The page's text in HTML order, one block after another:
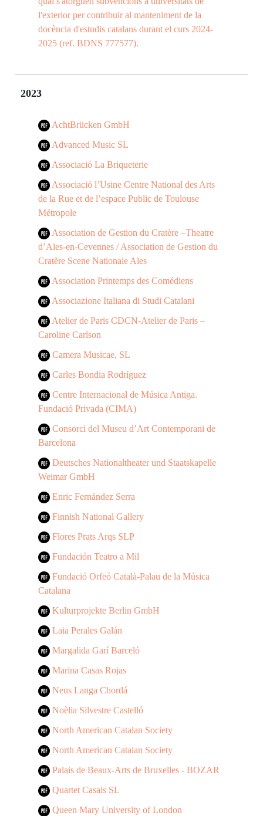
l'exterior per contribuir al manteniment de la
docència d'estudis catalans durant el curs 2024-
2025 (ref. BDNS 777577).
2023
AchtBrücken GmbH
Advanced Music SL
Associació La Briqueterie
Associació l’Usine Centre National des Arts
de la Rue et de l’espace Public de Toulouse
Métropole
Association de Gestion du Cratère –Theatre
d’Ales-en-Cevennes / Association de Gestion du
Cratère Scene Nationale Ales
Association Printemps des Comédiens
Associazione Italiana di Studi Catalani
Atelier de Paris CDCN-Atelier de Paris –
Caroline Carlson
Camera Musicae, SL
Carles Bondia Rodríguez
Centre Internacional de Música Antiga.
Fundació Privada (CIMA)
Consorci del Museu d’Art Contemporani de
Barcelona
Deutsches Nationaltheater und Staatskapelle
Weimar GmbH
Enric Fernández Serra
Finnish National Gallery
Flores Prats Arqs SLP
Fundación Teatro a Mil
Fundació Orfeó Català-Palau de la Música
Catalana
Kulturprojekte Berlin GmbH
Laia Perales Galán
Margalida Garí Barceló
Marina Casas Rojas
Neus Langa Chordá
Noèlia Silvestre Castelló
North American Catalan Society
North American Catalan Society
Palais de Beaux-Arts de Bruxelles - BOZAR
Quartet Casals SL
Queen Mary University of London